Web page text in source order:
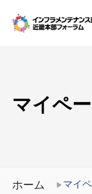
マイペ
ホーム マイ